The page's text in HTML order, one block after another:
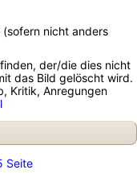
nicht anders
der/die dies nicht
das Bild gelöscht wird.
Kritik, Anregungen